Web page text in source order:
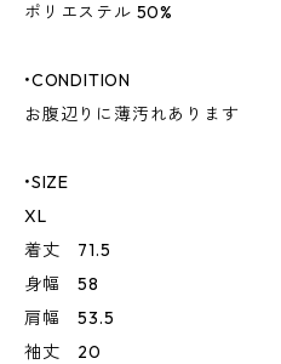
ポリエステル 50%
•CONDITION
お腹辺りに薄汚れあります
•SIZE
XL
着丈 71.5
身幅 58
肩幅 53.5
袖丈 20